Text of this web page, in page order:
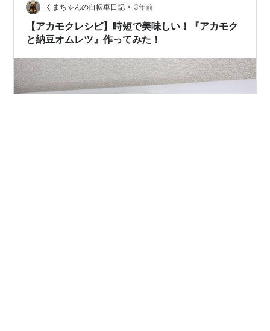
と違う食材を使う…
くまちゃんの自転車日記 • 3年前
【アカモクレシピ】時短で美味しい！『アカモク
と納豆オムレツ』作ってみた！